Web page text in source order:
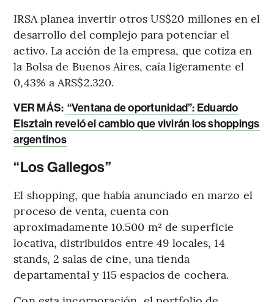
IRSA planea invertir otros US$20 millones en el
desarrollo del complejo para potenciar el
activo. La acción de la empresa, que cotiza en
la Bolsa de Buenos Aires, caía ligeramente el
0,43% a ARS$2.320.
VER MÁS: “Ventana de oportunidad”: Eduardo
Elsztain reveló el cambio que vivirán los shoppings
argentinos
“Los Gallegos”
El shopping, que había anunciado en marzo el
proceso de venta, cuenta con
aproximadamente 10.500 m² de superficie
locativa, distribuidos entre 49 locales, 14
stands, 2 salas de cine, una tienda
departamental y 115 espacios de cochera.